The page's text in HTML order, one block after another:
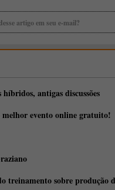
artigo em seu e-mail?
antigas discussões
evento online gratuito!
treinamento sobre produção